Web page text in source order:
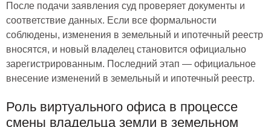
После подачи заявления суд проверяет документы и
соответствие данных. Если все формальности
соблюдены, изменения в земельный и ипотечный реестр
вносятся, и новый владелец становится официально
зарегистрированным. Последний этап — официальное
внесение изменений в земельный и ипотечный реестр.
Роль виртуального офиса в процессе
смены владельца земли в земельном